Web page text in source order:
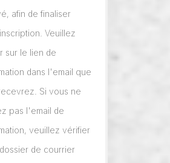
afin de finaliser
Veuillez
sur le lien de
dans l'email que
Si vous ne
pas l'email de
veuillez vérifier
de courrier